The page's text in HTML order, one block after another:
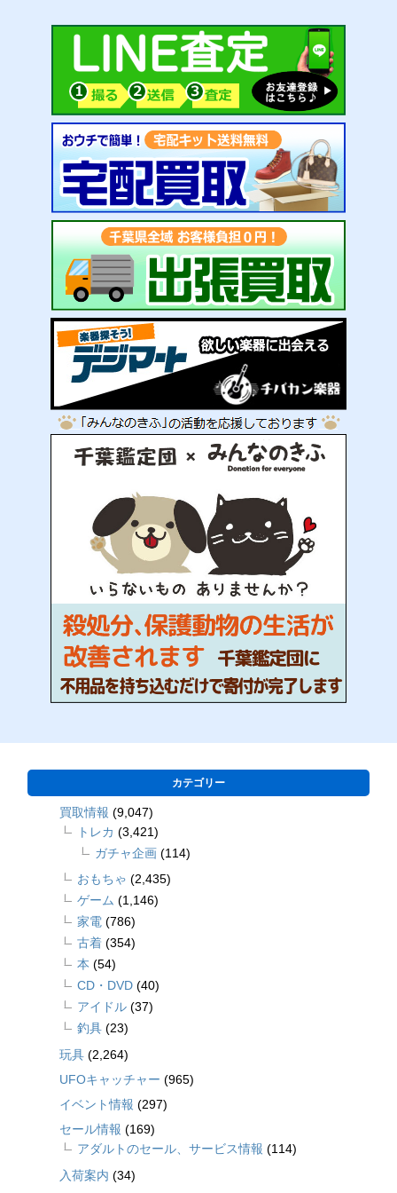
カテゴリー
買取情報 (9,047)
トレカ (3,421)
ガチャ企画 (114)
おもちゃ (2,435)
ゲーム (1,146)
家電 (786)
古着 (354)
本 (54)
CD・DVD (40)
アイドル (37)
釣具 (23)
玩具 (2,264)
UFOキャッチャー (965)
イベント情報 (297)
セール情報 (169)
アダルトのセール、サービス情報 (114)
入荷案内 (34)